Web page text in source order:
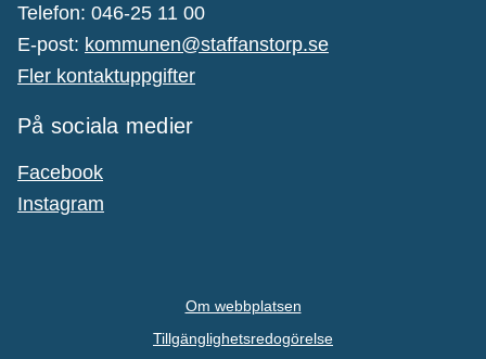
Telefon: 046-25 11 00
E-post: kommunen@staffanstorp.se
Fler kontaktuppgifter
På sociala medier
Facebook
Instagram
Om webbplatsen
Tillgänglighetsredogörelse